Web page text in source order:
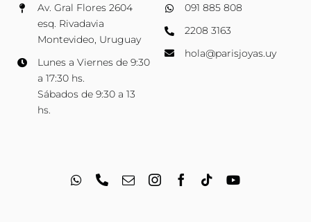
Av. Gral Flores 2604
esq. Rivadavia
Montevideo, Uruguay
Lunes a Viernes de 9:30
a 17:30 hs.
Sábados de 9:30 a 13
hs.
091 885 808
2208 3163
hola@parisjoyas.uy